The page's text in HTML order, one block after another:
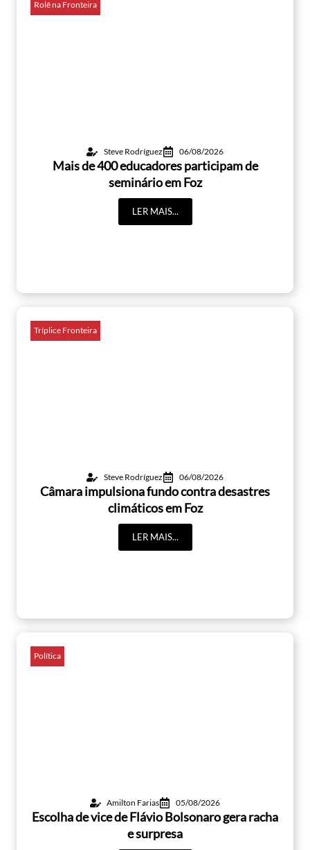
Rolê na Fronteira
Steve Rodríguez 06/08/2026
Mais de 400 educadores participam de
seminário em Foz
LER MAIS...
Tríplice Fronteira
Steve Rodríguez 06/08/2026
Câmara impulsiona fundo contra desastres
climáticos em Foz
LER MAIS...
Política
Amilton Farias 05/08/2026
Escolha de vice de Flávio Bolsonaro gera racha
e surpresa